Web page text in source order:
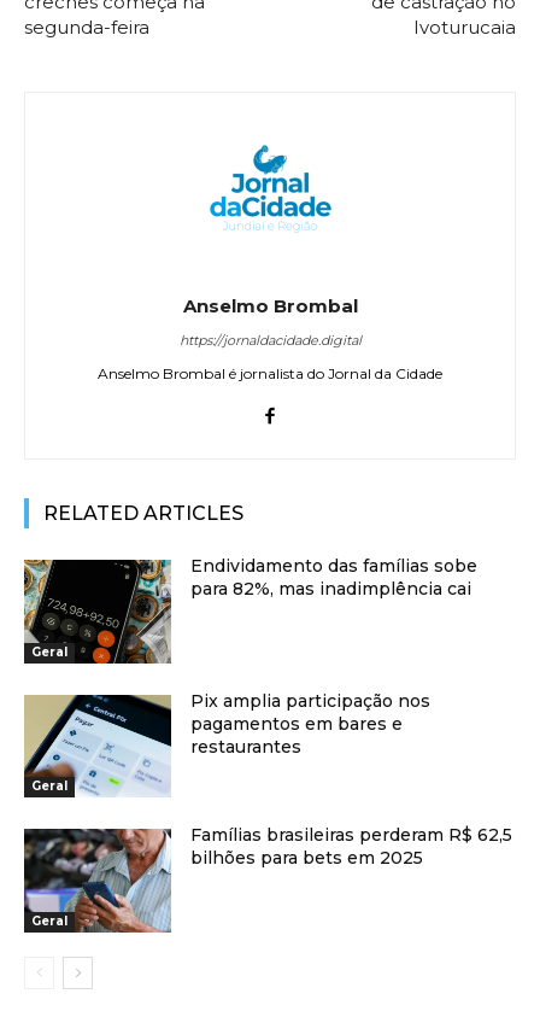
segunda-feira
Ivoturucaia
Anselmo Brombal
https://jornaldacidade.digital
Anselmo Brombal é jornalista do Jornal da Cidade
RELATED ARTICLES
Geral
Endividamento das famílias sobe
para 82%, mas inadimplência cai
Geral
Pix amplia participação nos
pagamentos em bares e
restaurantes
Geral
Famílias brasileiras perderam R$ 62,5
bilhões para bets em 2025